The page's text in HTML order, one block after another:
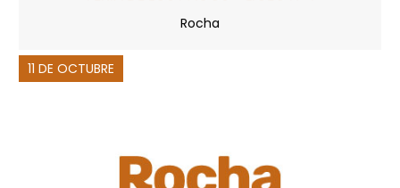
Rocha
11 DE OCTUBRE